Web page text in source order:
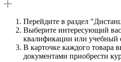
Перейдите в раздел
Выберите интересующий
квалификации или учебный
В карточке каждого товара
документами приобрести